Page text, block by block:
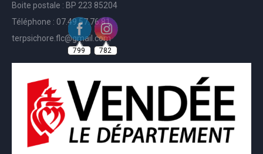
Boite postale : BP 223 85204
Téléphone : 07.49.57.76.81
terpsichore.flc@gmail.com
799 782